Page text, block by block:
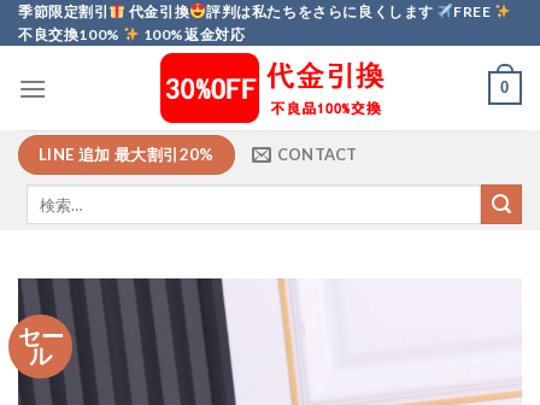
Skip
to
季節限定割引 代金引換 評判は私たちをさらに良くします
FREE
不良交換100%
100%返金対応
0
LINE 追加 最大割引20% CONTACT
セー
ル